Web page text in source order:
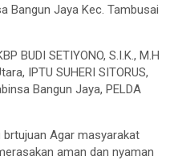
Bangun Jaya Kec. Tambusai
BUDI SETIYONO, S.I.K., M.H
IPTU SUHERI SITORUS,
Bangun Jaya, PELDA
brtujuan Agar masyarakat
aman dan nyaman